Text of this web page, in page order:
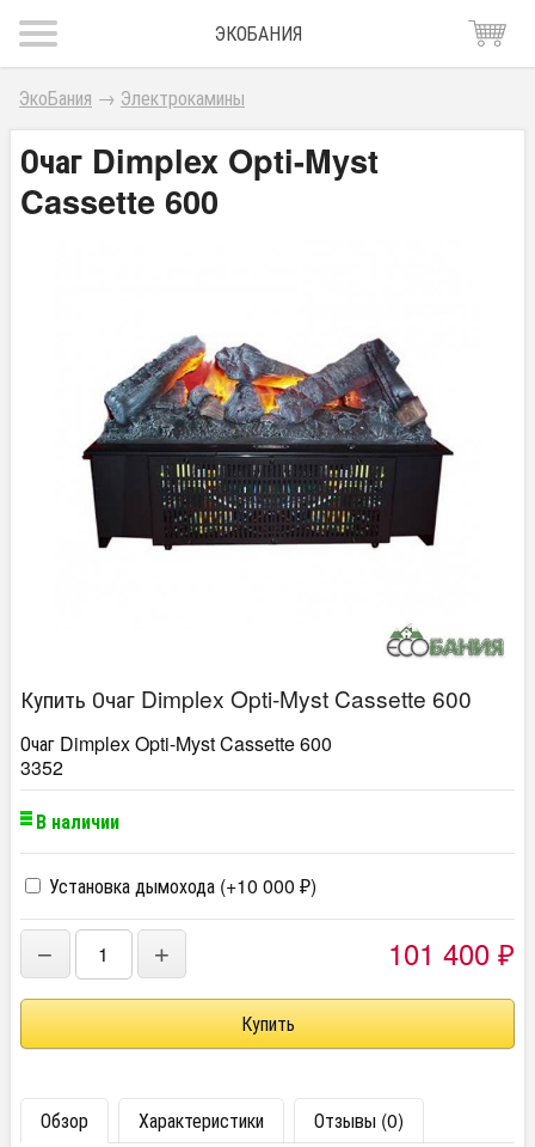
ЭКОБАНИЯ
ЭкоБания → Электрокамины
Очаг Dimplex Opti-Myst
Cassette 600
Купить Очаг Dimplex Opti-Myst Cassette 600
Очаг Dimplex Opti-Myst Cassette 600
3352
В наличии
Установка дымохода (+10 000 ₽)
− + 101 400 ₽
Обзор Характеристики
Отзывы (0)